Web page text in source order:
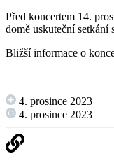
Před koncertem 14.
domě uskuteční setkání
Bližší informace o
4. prosince 2023
4. prosince 2023